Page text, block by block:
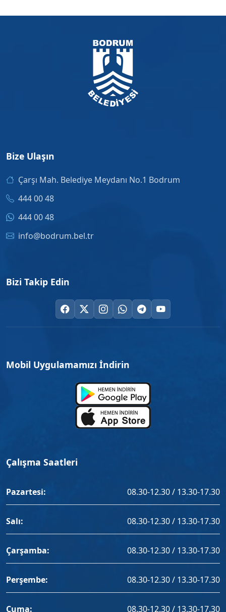
Bize Ulaşın
Çarşı Mah. Belediye Meydanı No.1 Bodrum
444 00 48
444 00 48
info@bodrum.bel.tr
Bizi Takip Edin
Mobil Uygulamamızı İndirin
Çalışma Saatleri
Pazartesi: 08.30-12.30 / 13.30-17.30
Salı: 08.30-12.30 / 13.30-17.30
Çarşamba: 08.30-12.30 / 13.30-17.30
Perşembe: 08.30-12.30 / 13.30-17.30
Cuma: 08.30-12.30 / 13.30-17.30